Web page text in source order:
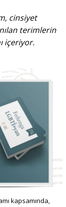
cinsiyet
terimlerin
içeriyor.
kapsamında,